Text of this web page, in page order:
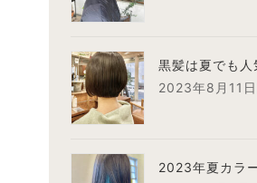
黒髪は夏でも
2023年8月11日
2023年夏カ